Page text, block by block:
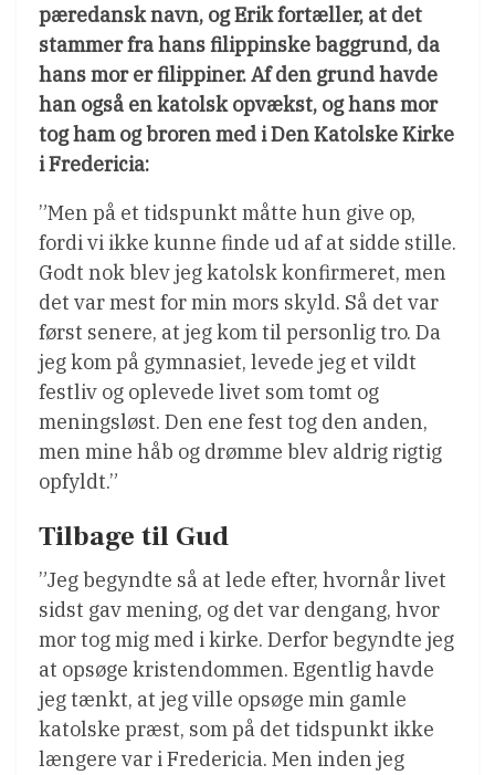
pæredansk navn, og Erik fortæller, at det
stammer fra hans filippinske baggrund, da
hans mor er filippiner. Af den grund havde
han også en katolsk opvækst, og hans mor
tog ham og broren med i Den Katolske Kirke
i Fredericia:
”Men på et tidspunkt måtte hun give op,
fordi vi ikke kunne finde ud af at sidde stille.
Godt nok blev jeg katolsk konfirmeret, men
det var mest for min mors skyld. Så det var
først senere, at jeg kom til personlig tro. Da
jeg kom på gymnasiet, levede jeg et vildt
festliv og oplevede livet som tomt og
meningsløst. Den ene fest tog den anden,
men mine håb og drømme blev aldrig rigtig
opfyldt.”
Tilbage til Gud
”Jeg begyndte så at lede efter, hvornår livet
sidst gav mening, og det var dengang, hvor
mor tog mig med i kirke. Derfor begyndte jeg
at opsøge kristendommen. Egentlig havde
jeg tænkt, at jeg ville opsøge min gamle
katolske præst, som på det tidspunkt ikke
længere var i Fredericia. Men inden jeg